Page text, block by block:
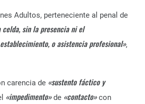
Adultos, perteneciente al penal de
celda, sin la presencia ni el
o asistencia profesional»,
carencia de «sustento fáctico y
«impedimento»de «contacto»con